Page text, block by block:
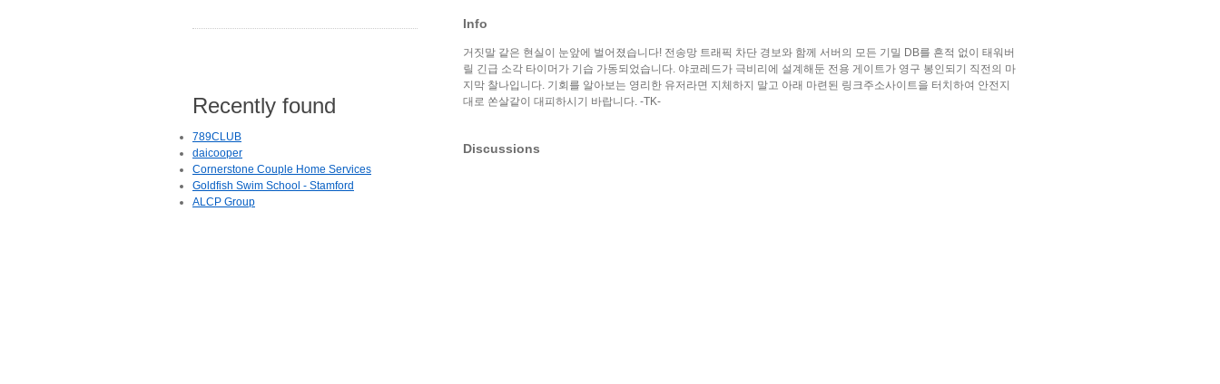
Info
거짓말 같은 현실이 눈앞에 벌어졌습니다! 전송망 트래픽 차단 경보와 함께 서버의 모든 기밀 DB를 흔적 없이 태워버
릴 긴급 소각 타이머가 기습 가동되었습니다. 야코레드가 극비리에 설계해둔 전용 게이트가 영구 봉인되기 직전의 마
지막 찰나입니다. 기회를 알아보는 영리한 유저라면 지체하지 말고 아래 마련된 링크주소사이트을 터치하여 안전지
대로 쏜살같이 대피하시기 바랍니다. -TK-
Discussions
Recently found
789CLUB
daicooper
Cornerstone Couple Home Services
Goldfish Swim School - Stamford
ALCP Group